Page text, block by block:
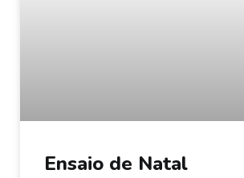
Ensaio de Natal